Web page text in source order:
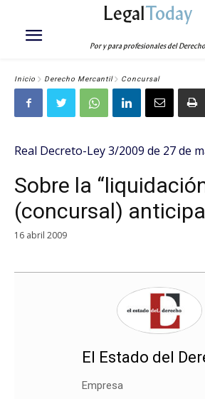
LegalToday
Por y para profesionales del Derecho
Inicio Derecho Mercantil Concursal
Real Decreto-Ley 3/2009 de 27 de
Sobre la
(concursal)
16 abril 2009
El Estado del
Empresa